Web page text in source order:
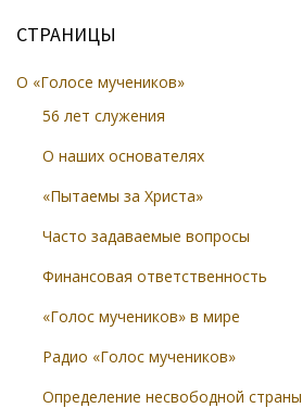
СТРАНИЦЫ
О «Голосе мучеников»
56 лет служения
О наших основателях
«Пытаемы за Христа»
Часто задаваемые вопросы
Финансовая ответственность
«Голос мучеников» в мире
Радио «Голос мучеников»
Определение несвободной страны